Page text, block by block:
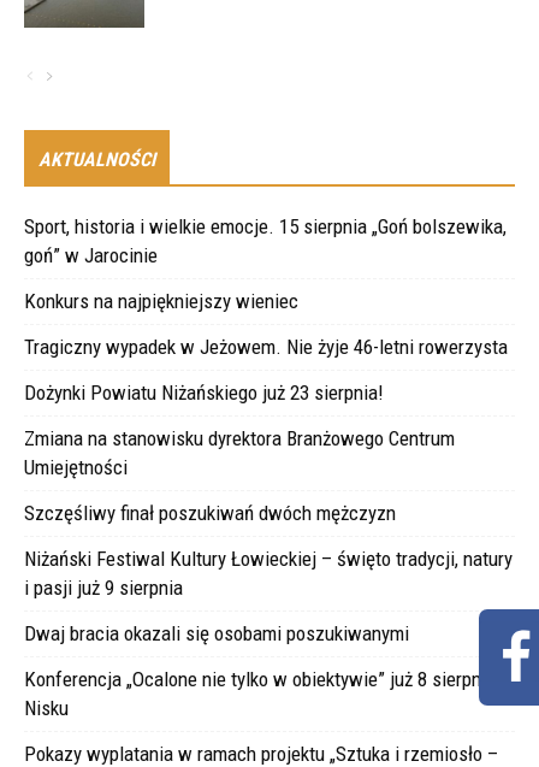
AKTUALNOŚCI
Sport, historia i wielkie emocje. 15 sierpnia „Goń bolszewika,
goń” w Jarocinie
Konkurs na najpiękniejszy wieniec
Tragiczny wypadek w Jeżowem. Nie żyje 46-letni rowerzysta
Dożynki Powiatu Niżańskiego już 23 sierpnia!
Zmiana na stanowisku dyrektora Branżowego Centrum
Umiejętności
Szczęśliwy finał poszukiwań dwóch mężczyzn
Niżański Festiwal Kultury Łowieckiej – święto tradycji, natury
i pasji już 9 sierpnia
Dwaj bracia okazali się osobami poszukiwanymi
Konferencja „Ocalone nie tylko w obiektywie” już 8 sierpnia w
Nisku
Pokazy wyplatania w ramach projektu „Sztuka i rzemiosło –